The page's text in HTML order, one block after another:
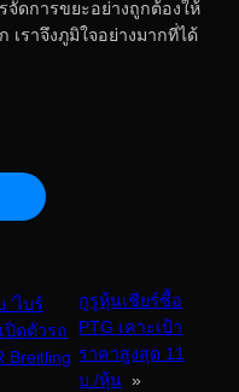
ดการขยะอย่างถูกต้องให้
ราจึงภูมิใจอย่างมากที่ได้
‘ไบร์
ปิดตัวรถ
Breitling
กูรูหุ้นเชียร์ซื้อ
PTG เคาะเป้า
ราคาสูงสุด 11
บ./หุ้น »